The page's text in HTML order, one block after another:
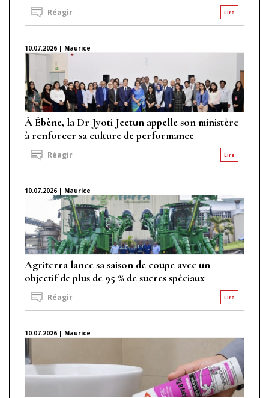
Lire
Réagir
10.07.2026 | Maurice
À Ébène, la Dr Jyoti Jeetun appelle son ministère
à renforcer sa culture de performance
Lire
Réagir
10.07.2026 | Maurice
Agriterra lance sa saison de coupe avec un
objectif de plus de 95 % de sucres spéciaux
Lire
Réagir
10.07.2026 | Maurice